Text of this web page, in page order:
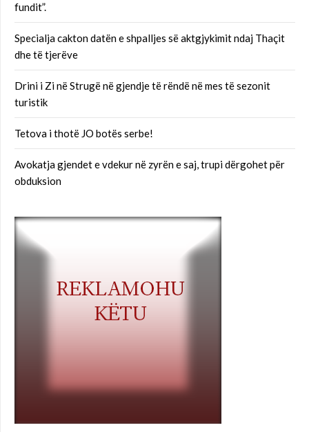
fundit”.
Specialja cakton datën e shpalljes së aktgjykimit ndaj Thaçit
dhe të tjerëve
Drini i Zi në Strugë në gjendje të rëndë në mes të sezonit
turistik
Tetova i thotë JO botës serbe!
Avokatja gjendet e vdekur në zyrën e saj, trupi dërgohet për
obduksion